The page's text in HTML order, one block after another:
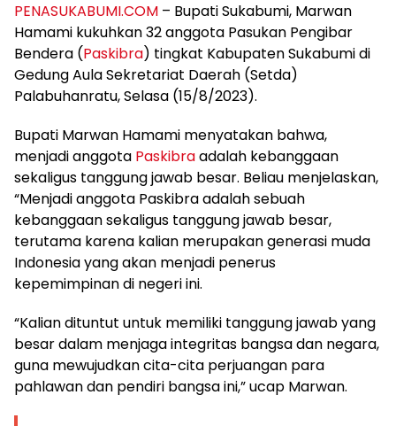
PENASUKABUMI.COM – Bupati Sukabumi, Marwan
Hamami kukuhkan 32 anggota Pasukan Pengibar
Bendera (Paskibra) tingkat Kabupaten Sukabumi di
Gedung Aula Sekretariat Daerah (Setda)
Palabuhanratu, Selasa (15/8/2023).
Bupati Marwan Hamami menyatakan bahwa,
menjadi anggota Paskibraadalah kebanggaan
sekaligus tanggung jawab besar. Beliau menjelaskan,
“Menjadi anggota Paskibra adalah sebuah
kebanggaan sekaligus tanggung jawab besar,
terutama karena kalian merupakan generasi muda
Indonesia yang akan menjadi penerus
kepemimpinan di negeri ini.
“Kalian dituntut untuk memiliki tanggung jawab yang
besar dalam menjaga integritas bangsa dan negara,
guna mewujudkan cita-cita perjuangan para
pahlawan dan pendiri bangsa ini,” ucap Marwan.